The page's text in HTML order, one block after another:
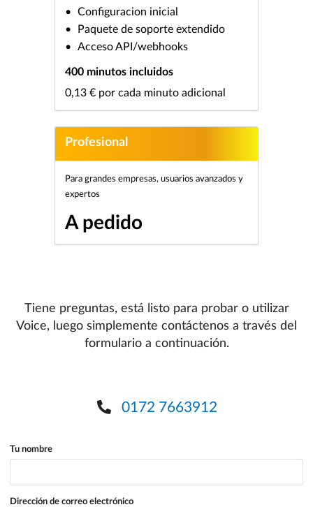
Configuracion inicial
Paquete de soporte extendido
Acceso API/webhooks
400 minutos incluidos
0,13 € por cada minuto adicional
Profesional
Para grandes empresas, usuarios avanzados y
expertos
A pedido
Tiene preguntas, está listo para probar o utilizar
Voice, luego simplemente contáctenos a través del
formulario a continuación.
0172 7663912
Tu nombre
Dirección de correo electrónico